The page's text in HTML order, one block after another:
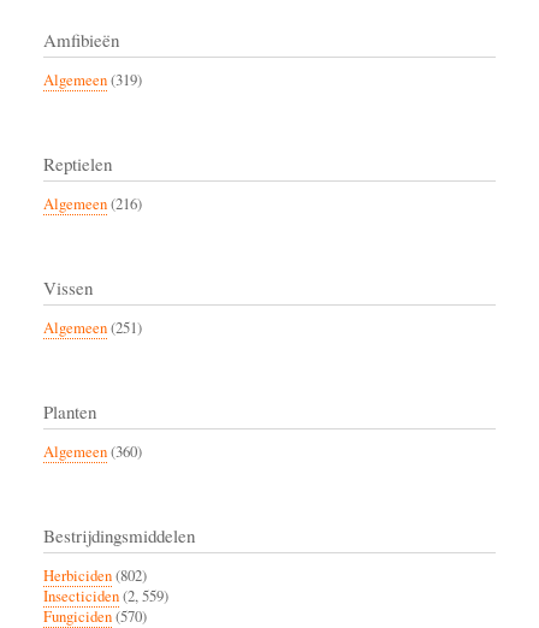
Amfibieën
Algemeen(319)
Reptielen
Algemeen(216)
Vissen
Algemeen(251)
Planten
Algemeen(360)
Bestrijdingsmiddelen
Herbiciden(802)
Insecticiden(2, 559)
Fungiciden(570)